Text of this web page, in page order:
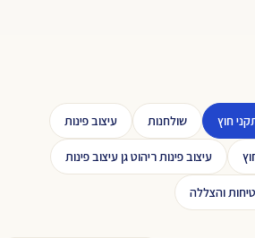
חוץ שולחנות עיצוב פינות
עיצוב פינות ריהוט גן עיצוב פינות
והצללה